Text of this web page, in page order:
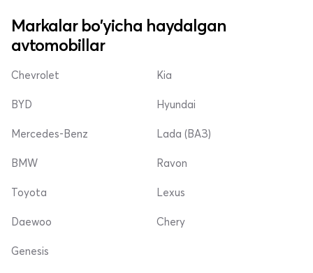
Markalar bo'yicha haydalgan
avtomobillar
Chevrolet
BYD
Mercedes-Benz
Kia
Hyundai
Lada (ВАЗ)
BMW
Toyota
Daewoo
Ravon
Lexus
Chery
Genesis